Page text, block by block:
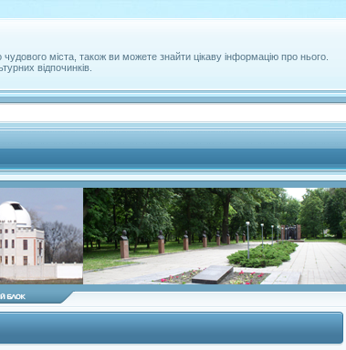
міста, також ви можете знайти цікаву інформацію про нього.
відпочинків.